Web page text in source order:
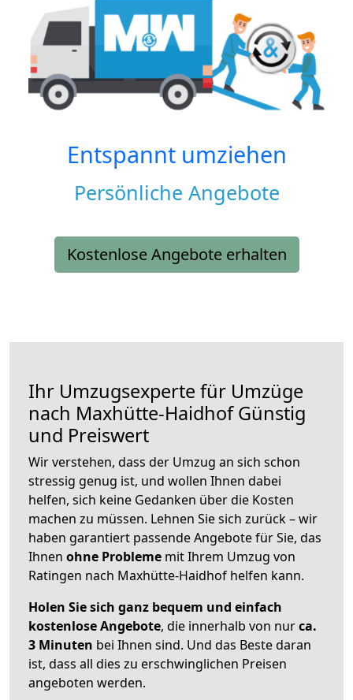
Entspannt umziehen
Persönliche Angebote
Kostenlose Angebote erhalten
Ihr Umzugsexperte für Umzüge
nach Maxhütte-HaidhofGünstig
und Preiswert
Wir verstehen, dass der Umzug an sich schon
stressig genug ist, und wollen Ihnen dabei
helfen, sich keine Gedanken über die Kosten
machen zu müssen. Lehnen Sie sich zurück – wir
haben garantiert passende Angebote für Sie, das
Ihnen ohne Probleme mit Ihrem Umzug von
Ratingen nach Maxhütte-Haidhof helfen kann.
Holen Sie sich ganz bequem und einfach
kostenlose Angebote, die innerhalb von nurca.
3 Minuten bei Ihnen sind. Und das Beste daran
ist, dass all dies zu erschwinglichen Preisen
angeboten werden.